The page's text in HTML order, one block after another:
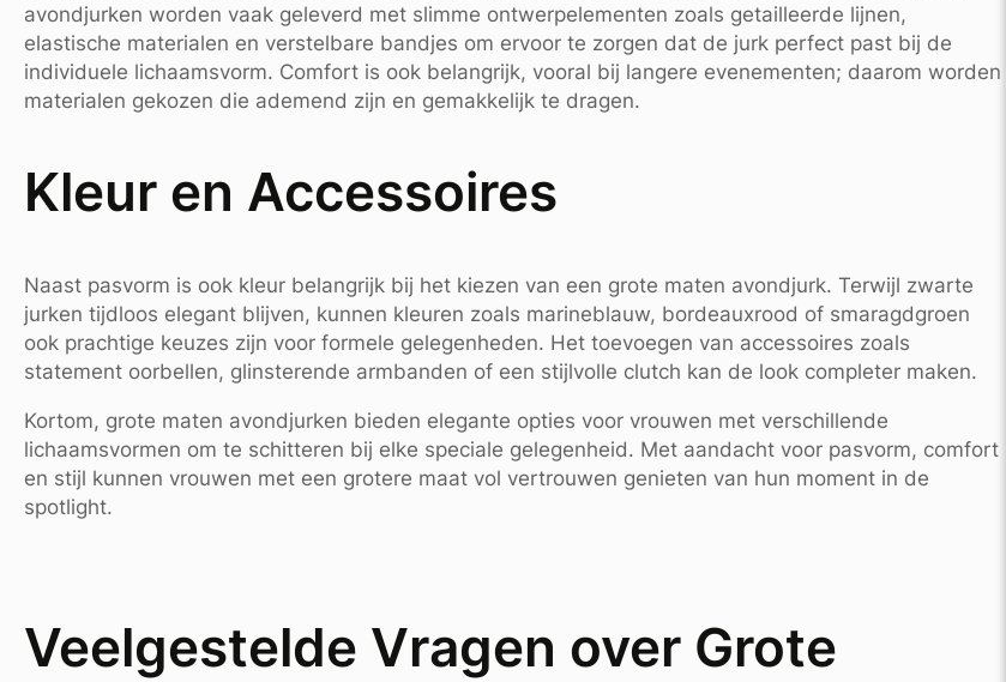
avondjurken worden vaak geleverd met slimme ontwerpelementen zoals getailleerde lijnen,
elastische materialen en verstelbare bandjes om ervoor te zorgen dat de jurk perfect past bij de
individuele lichaamsvorm. Comfort is ook belangrijk, vooral bij langere evenementen; daarom worden
materialen gekozen die ademend zijn en gemakkelijk te dragen.
Kleur en Accessoires
Naast pasvorm is ook kleur belangrijk bij het kiezen van een grote maten avondjurk. Terwijl zwarte
jurken tijdloos elegant blijven, kunnen kleuren zoals marineblauw, bordeauxrood of smaragdgroen
ook prachtige keuzes zijn voor formele gelegenheden. Het toevoegen van accessoires zoals
statement oorbellen, glinsterende armbanden of een stijlvolle clutch kan de look completer maken.
Kortom, grote maten avondjurken bieden elegante opties voor vrouwen met verschillende
lichaamsvormen om te schitteren bij elke speciale gelegenheid. Met aandacht voor pasvorm, comfort
en stijl kunnen vrouwen met een grotere maat vol vertrouwen genieten van hun moment in de
spotlight.
Veelgestelde Vragen over Grote